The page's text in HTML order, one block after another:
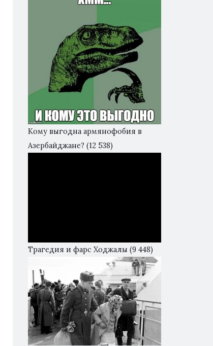
Кому выгодна армянофобия в
Азербайджане? (12 538)
Трагедия и фарс Ходжалы (9 448)